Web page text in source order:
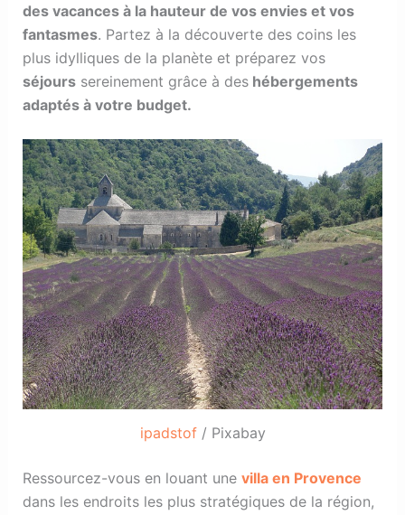
des vacances à la hauteur de vos envies et vos
fantasmes. Partez à la découverte des coins les
plus idylliques de la planète et préparez vos
séjourssereinement grâce à deshébergements
adaptés à votre budget.
ipadstof/ Pixabay
Ressourcez-vous en louant une villa en Provence
dans les endroits les plus stratégiques de la région,